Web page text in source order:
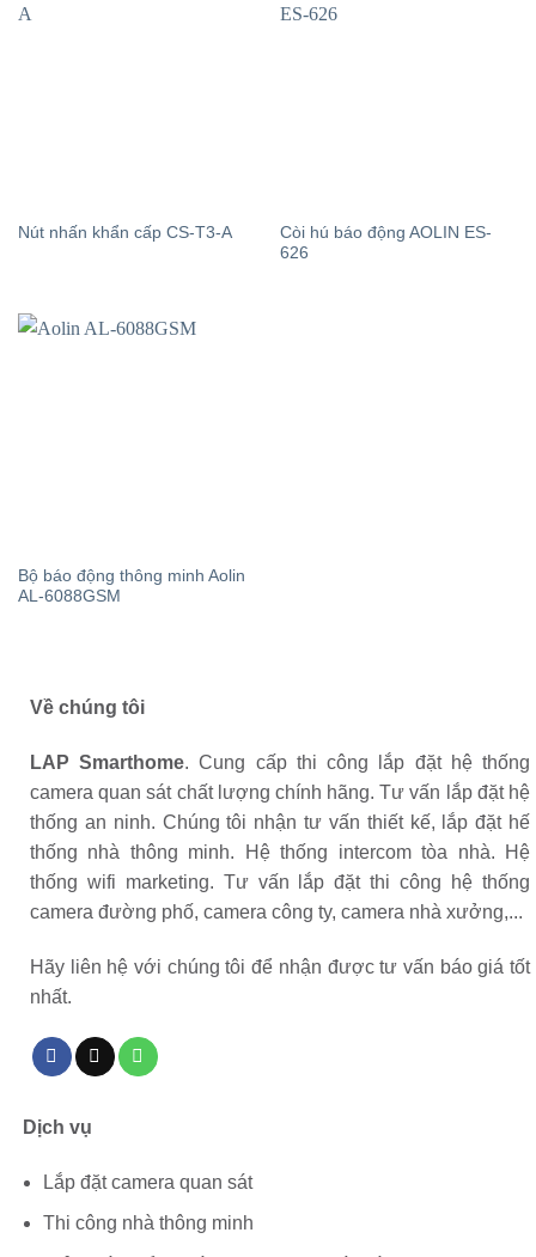
Nút nhấn khẩn cấp CS-T3-A
Còi hú báo động AOLIN ES-
626
Bộ báo động thông minh Aolin
AL-6088GSM
Về chúng tôi
LAP Smarthome. Cung cấp thi công lắp đặt hệ thống
camera quan sát chất lượng chính hãng. Tư vấn lắp đặt hệ
thống an ninh. Chúng tôi nhận tư vấn thiết kế, lắp đặt hế
thống nhà thông minh. Hệ thống intercom tòa nhà. Hệ
thống wifi marketing. Tư vấn lắp đặt thi công hệ thống
camera đường phố, camera công ty, camera nhà xưởng,...
Hãy liên hệ với chúng tôi để nhận được tư vấn báo giá tốt
nhất.
Dịch vụ
Lắp đặt camera quan sát
Thi công nhà thông minh